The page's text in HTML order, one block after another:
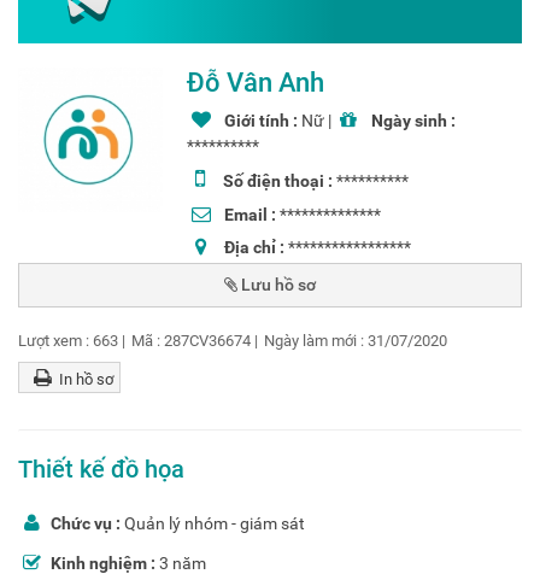
Đỗ Vân Anh
Giới tính : Nữ |
Ngày sinh :
**********
Số điện thoại : **********
Email : **************
Địa chỉ : *****************
Lượt xem : 663 | Mã : 287CV36674 | Ngày làm mới : 31/07/2020
In hồ sơ
Thiết kế đồ họa
Chức vụ :Quản lý nhóm - giám sát
Kinh nghiệm :3 năm